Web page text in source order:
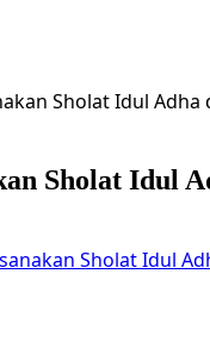
Sholat Idul
Sholat Idul
Sholat Idul